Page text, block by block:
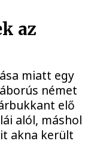
az
miatt egy
német
elő
alól, máshol
akna került